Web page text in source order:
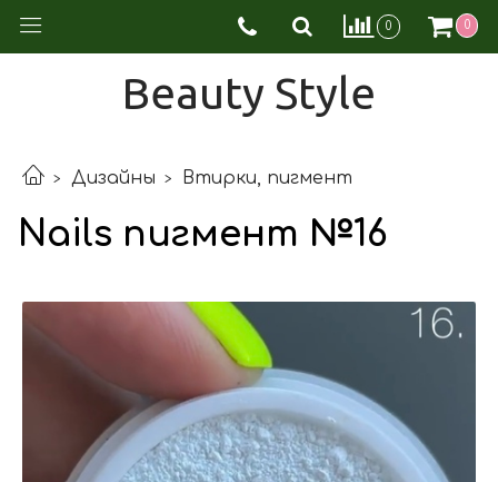
0 0
Beauty Style
Дизайны Втирки, пигмент
Nails пигмент №16